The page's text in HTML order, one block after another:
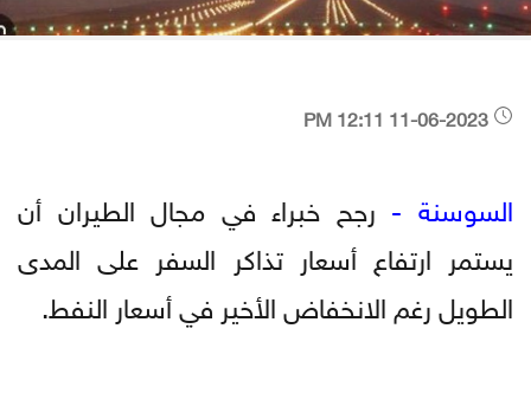
السوسنة - رجح خبراء في مجال الطيران أن
يستمر ارتفاع أسعار تذاكر السفر على المدى
الطويل رغم الانخفاض الأخير في أسعار النفط.